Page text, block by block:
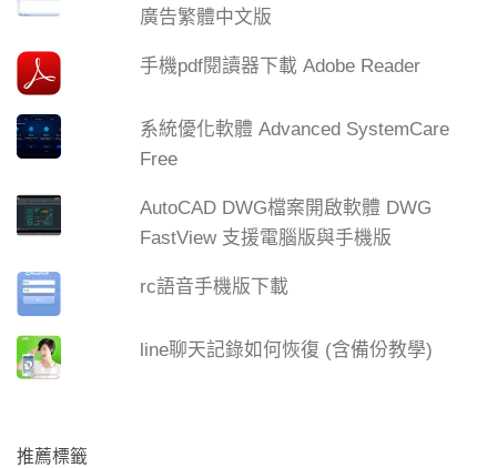
廣告繁體中文版
手機pdf閱讀器下載 Adobe Reader
系統優化軟體 Advanced SystemCare
Free
AutoCAD DWG檔案開啟軟體 DWG
FastView 支援電腦版與手機版
rc語音手機版下載
line聊天記錄如何恢復 (含備份教學)
推薦標籤